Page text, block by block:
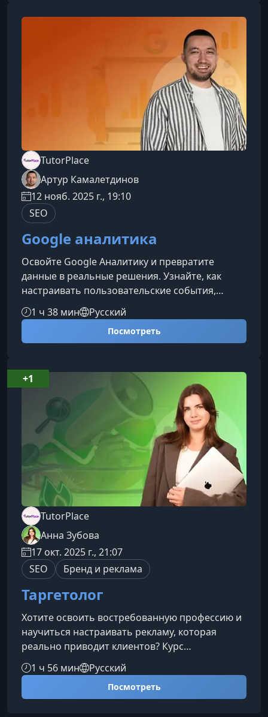
ранжированияСбор и кластеризацию
семантического ядраАнализ конкурентов и
технический аудит сайтаОптимизацию
TutorPlace
Артур Камалетдинов
12 нояб. 2025 г., 19:10
SEO
Google аналитика
Освойте Google Аналитику и превратите
данные в реальные решения. Узнайте, как
настраивать пользовательские события,
выстраивать воронки, сегментировать
аудитории и получать инсайты, которые
помогают расти бизнесу и оптимизировать
Analytics и ориентироваться в отчётах.
Настройку пользовательских событий и их
влияние на точность данных. Анализ воронок
продаж и пу
1 ч 38 мин Русский
Посмотреть
TutorPlace
Анна Зубова
17 окт. 2025 г., 21:07
SEO
Бренд и реклама
Таргетолог
Хотите освоить востребованную профессию и
научиться настраивать рекламу, которая
реально приводит клиентов? Курс
«Таргетолог» поможет глубоко разобраться в
digital‑маркетинге, аналитике и создании
рекламных кампаний, за которые заказчики
платят высокие гонорары.Чему вы
1 ч 56 мин Русский
Посмотреть
+1